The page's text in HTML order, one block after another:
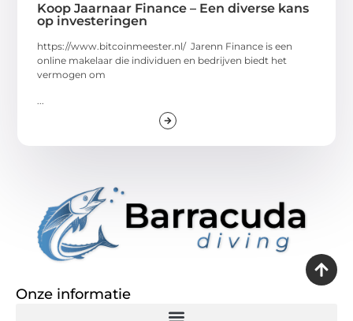
Koop Jaarnaar Finance – Een diverse kans
op investeringen
https://www.bitcoinmeester.nl/ Jarenn Finance is een
online makelaar die individuen en bedrijven biedt het
vermogen om
Onze informatie